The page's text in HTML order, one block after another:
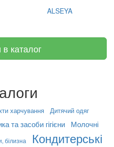
ALSEYA
каталог
харчування Дитячий одяг
та засоби гігієни
Молочні
білизна
Кондитерські